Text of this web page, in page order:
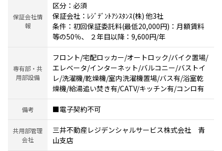
保証会社情
報
区分：必須
保証会社：ﾚｼﾞﾃﾞﾝﾄｱｼｽﾀﾝｽ(株) 他3社
条件：初回保証委託料(最低20,000円)：月額賃料
等の50％、 ２年目以降：9,600円/年
専有部・共
用部設備
フロント/宅配ロッカー/オートロック/バイク置場/
エレベータ/インターネット/バルコニー/バストイ
レ/洗濯機/乾燥機/室内洗濯機置場/バス有/浴室乾
燥機/給湯追い焚き有/CATV/キッチン有/コンロ有
備考 ■電子契約不可
共用部管理
会社
三井不動産レジデンシャルサービス株式会社 青
山支店